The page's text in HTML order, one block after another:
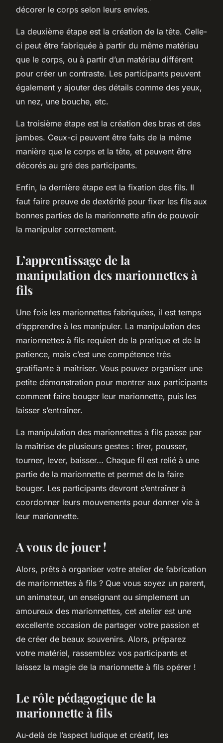
décorer le corps selon leurs envies.
La deuxième étape est la création de la tête. Celle-
ci peut être fabriquée à partir du même matériau
que le corps, ou à partir d’un matériau différent
pour créer un contraste. Les participants peuvent
également y ajouter des détails comme des yeux,
un nez, une bouche, etc.
La troisième étape est la création des bras et des
jambes. Ceux-ci peuvent être faits de la même
manière que le corps et la tête, et peuvent être
décorés au gré des participants.
Enfin, la dernière étape est la fixation des fils. Il
faut faire preuve de dextérité pour fixer les fils aux
bonnes parties de la marionnette afin de pouvoir
la manipuler correctement.
L’apprentissage de la
manipulation des marionnettes à
fils
Une fois les marionnettes fabriquées, il est temps
d’apprendre à les manipuler. La manipulation des
marionnettes à fils requiert de la pratique et de la
patience, mais c’est une compétence très
gratifiante à maîtriser. Vous pouvez organiser une
petite démonstration pour montrer aux participants
comment faire bouger leur marionnette, puis les
laisser s’entraîner.
La manipulation des marionnettes à fils passe par
la maîtrise de plusieurs gestes : tirer, pousser,
tourner, lever, baisser… Chaque fil est relié à une
partie de la marionnette et permet de la faire
bouger. Les participants devront s’entraîner à
coordonner leurs mouvements pour donner vie à
leur marionnette.
A vous de jouer !
Alors, prêts à organiser votre atelier de fabrication
de marionnettes à fils ? Que vous soyez un parent,
un animateur, un enseignant ou simplement un
amoureux des marionnettes, cet atelier est une
excellente occasion de partager votre passion et
de créer de beaux souvenirs. Alors, préparez
votre matériel, rassemblez vos participants et
laissez la magie de la marionnette à fils opérer !
Le rôle pédagogique de la
marionnette à fils
Au-delà de l’aspect ludique et créatif, les